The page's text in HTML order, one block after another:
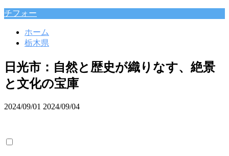
チフォー
ホーム
栃木県
日光市：自然と歴史が織りなす、絶景
と文化の宝庫
2024/09/01 2024/09/04